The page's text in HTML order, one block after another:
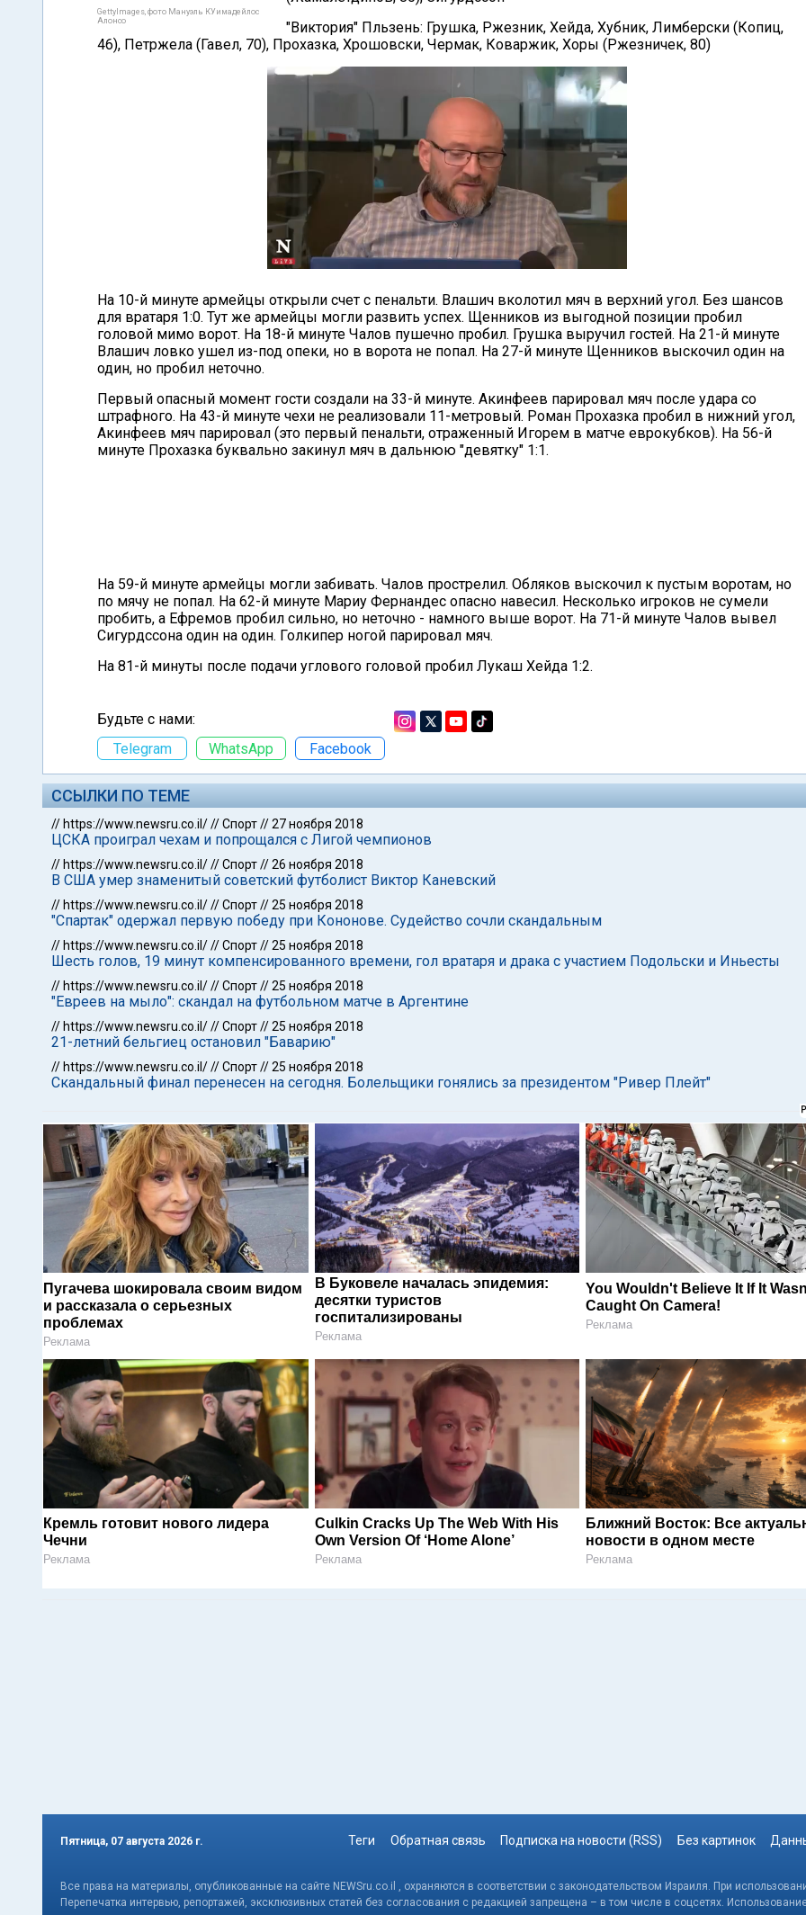
GettyImages, фото Мануэль КУимадейлос
Алонсо
"Виктория" Пльзень: Грушка, Ржезник, Хейда, Хубник, Лимберски (Копиц,
46), Петржела (Гавел, 70), Прохазка, Хрошовски, Чермак, Коваржик, Хоры (Ржезничек, 80)
На 10-й минуте армейцы открыли счет с пенальти. Влашич вколотил мяч в верхний угол. Без шансов
для вратаря 1:0. Тут же армейцы могли развить успех. Щенников из выгодной позиции пробил
головой мимо ворот. На 18-й минуте Чалов пушечно пробил. Грушка выручил гостей. На 21-й минуте
Влашич ловко ушел из-под опеки, но в ворота не попал. На 27-й минуте Щенников выскочил один на
один, но пробил неточно.
Первый опасный момент гости создали на 33-й минуте. Акинфеев парировал мяч после удара со
штрафного. На 43-й минуте чехи не реализовали 11-метровый. Роман Прохазка пробил в нижний угол,
Акинфеев мяч парировал (это первый пенальти, отраженный Игорем в матче еврокубков). На 56-й
минуте Прохазка буквально закинул мяч в дальнюю "девятку" 1:1.
На 59-й минуте армейцы могли забивать. Чалов прострелил. Обляков выскочил к пустым воротам, но
по мячу не попал. На 62-й минуте Мариу Фернандес опасно навесил. Несколько игроков не сумели
пробить, а Ефремов пробил сильно, но неточно - намного выше ворот. На 71-й минуте Чалов вывел
Сигурдссона один на один. Голкипер ногой парировал мяч.
На 81-й минуты после подачи углового головой пробил Лукаш Хейда 1:2.
Будьте с нами:
Telegram
WhatsApp Facebook
ССЫЛКИ ПО ТЕМЕ
// https://www.newsru.co.il///Спорт//27 ноября 2018
ЦСКА проиграл чехам и попрощался с Лигой чемпионов
// https://www.newsru.co.il///Спорт//26 ноября 2018
В США умер знаменитый советский футболист Виктор Каневский
// https://www.newsru.co.il///Спорт//25 ноября 2018
"Спартак" одержал первую победу при Кононове. Судейство сочли скандальным
// https://www.newsru.co.il///Спорт//25 ноября 2018
Шесть голов, 19 минут компенсированного времени, гол вратаря и драка с участием Подольски и Иньесты
// https://www.newsru.co.il///Спорт//25 ноября 2018
"Евреев на мыло": скандал на футбольном матче в Аргентине
// https://www.newsru.co.il///Спорт//25 ноября 2018
21-летний бельгиец остановил "Баварию"
// https://www.newsru.co.il///Спорт//25 ноября 2018
Скандальный финал перенесен на сегодня. Болельщики гонялись за президентом "Ривер Плейт"
Пугачева шокировала своим видом
и рассказала о серьезных
проблемах
Реклама
В Буковеле началась эпидемия:
десятки туристов
госпитализированы
Реклама
You Wouldn't Believe It If It
Caught On Camera!
Реклама
Кремль готовит нового лидера
Чечни
Реклама
Culkin Cracks Up The Web With His
Own Version Of ‘Home Alone’
Реклама
Ближний Восток: Все
новости в одном месте
Реклама
Пятница, 07 августа 2026 г. Теги Обратная связь Подписка на новости (RSS) Без картинок
Все права на материалы, опубликованные на сайте NEWSru.co.il , охраняются в соответствии с законодательством Израиля. При
Перепечатка интервью, репортажей, эксклюзивных статей без согласования с редакцией запрещена – в том числе в соцсетях.